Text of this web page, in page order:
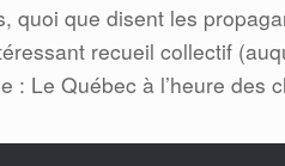
quoi que disent les
recueil collectif
: Le Québec à l’heure des